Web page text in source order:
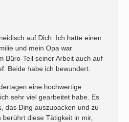
auf Dich. Ich hatte einen
und mein Opa war
Büro-Teil seiner Arbeit auch auf
Beide habe ich bewundert.
eine hochwertige
sehr viel gearbeitet habe. Es
das Ding auszupacken und zu
diese Tätigkeit in mir,